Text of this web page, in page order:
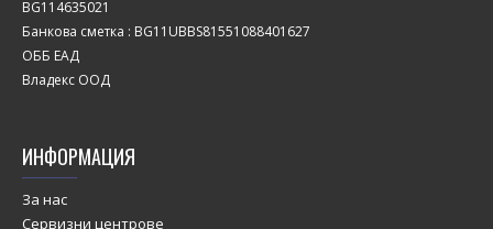
BG114635021
Банкова сметка : BG11UBBS81551088401627
ОББ ЕАД
Владекс ООД
ИНФОРМАЦИЯ
За нас
Сервизни центрове